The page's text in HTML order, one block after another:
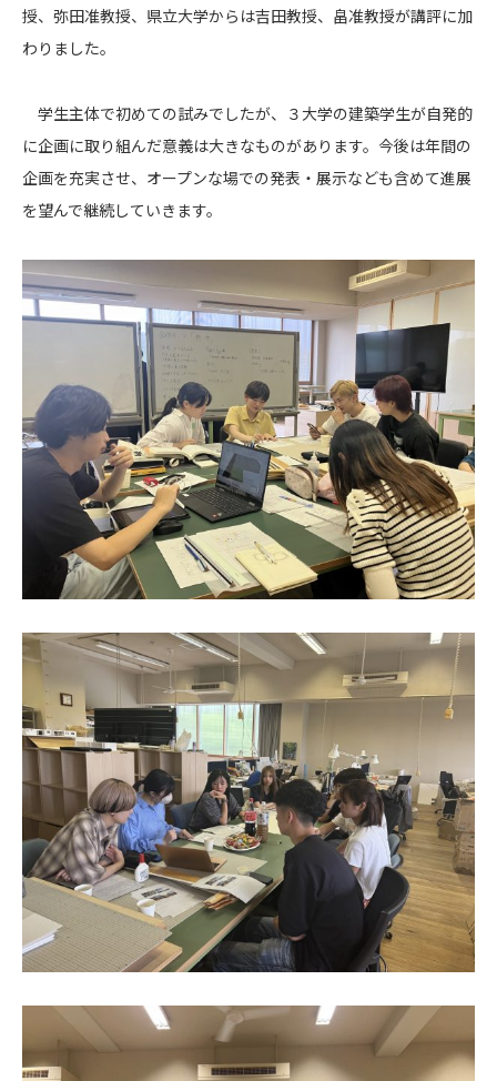
授、弥田准教授、県立大学からは吉田教授、畠准教授が講評に加
わりました。
学生主体で初めての試みでしたが、３大学の建築学生が自発的
に企画に取り組んだ意義は大きなものがあります。今後は年間の
企画を充実させ、オープンな場での発表・展示なども含めて進展
を望んで継続していきます。